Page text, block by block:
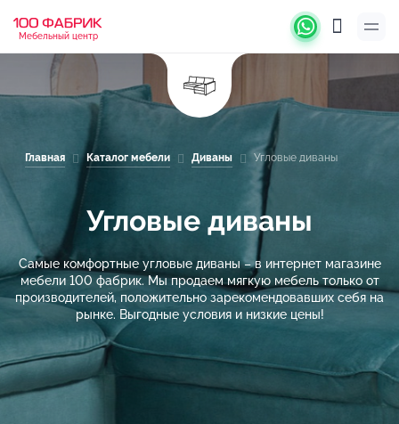
Мебельный центр
Главная Каталог мебели Диваны Угловые диваны
Угловые диваны
Самые комфортные угловые диваны – в интернет магазине
мебели 100 фабрик. Мы продаем мягкую мебель только от
производителей, положительно зарекомендовавших себя на
рынке. Выгодные условия и низкие цены!